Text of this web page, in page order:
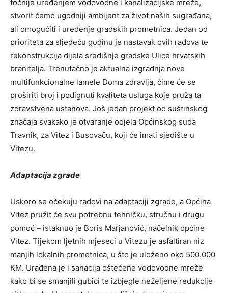
točnije uređenjem vodovodne i kanalizacijske mreže,
stvorit ćemo ugodniji ambijent za život naših sugrađana,
ali omogućiti i uređenje gradskih prometnica. Jedan od
prioriteta za sljedeću godinu je nastavak ovih radova te
rekonstrukcija dijela središnje gradske Ulice hrvatskih
branitelja. Trenutačno je aktualna izgradnja nove
multifunkcionalne lamele Doma zdravlja, čime će se
proširiti broj i podignuti kvaliteta usluga koje pruža ta
zdravstvena ustanova. Još jedan projekt od suštinskog
značaja svakako je otvaranje odjela Općinskog suda
Travnik, za Vitez i Busovaču, koji će imati sjedište u
Vitezu.
Adaptacija zgrade
Uskoro se očekuju radovi na adaptaciji zgrade, a Općina
Vitez pružit će svu potrebnu tehničku, stručnu i drugu
pomoć – istaknuo je Boris Marjanović, načelnik općine
Vitez. Tijekom ljetnih mjeseci u Vitezu je asfaltiran niz
manjih lokalnih prometnica, u što je uloženo oko 500.000
KM. Urađena je i sanacija oštećene vodovodne mreže
kako bi se smanjili gubici te izbjegle neželjene redukcije